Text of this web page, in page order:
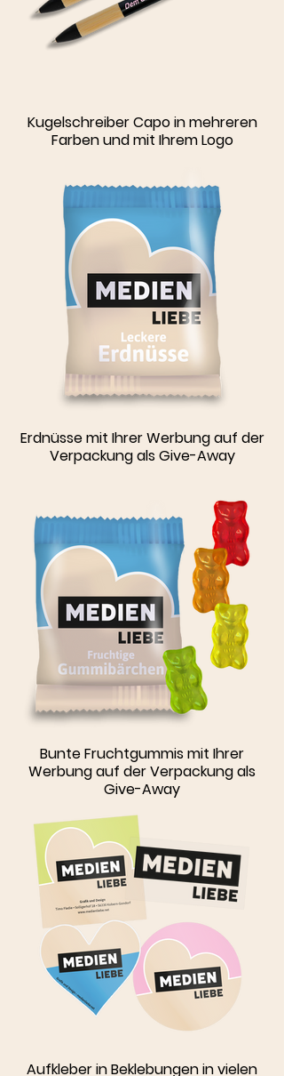
Kugelschreiber Capo in mehreren
Farben und mit Ihrem Logo
Erdnüsse mit Ihrer Werbung auf der
Verpackung als Give-Away
Bunte Fruchtgummis mit Ihrer
Werbung auf der Verpackung als
Give-Away
Aufkleber in Beklebungen in vielen